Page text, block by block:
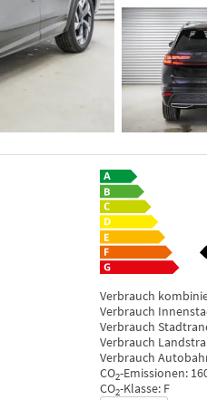
Verbrauch
Verbrauch
Verbrauch
Verbrauch
Verbrauch
CO2-Emissionen:
CO2-Klasse: F